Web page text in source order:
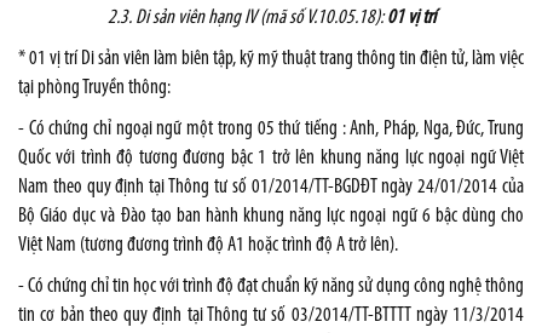
2.3. Di sản viên hạng IV (mã số V.10.05.18):01 vị trí
* 01 vị trí Di sản viên làm biên tập, kỹ mỹ thuật trang thông tin điện tử, làm việc
tại phòng Truyền thông:
- Có chứng chỉ ngoại ngữ một trong 05 thứ tiếng : Anh, Pháp, Nga, Đức, Trung
Quốc với trình độ tương đương bậc 1 trở lên khung năng lực ngoại ngữ Việt
Nam theo quy định tại Thông tư số 01/2014/TT-BGDĐT ngày 24/01/2014 của
Bộ Giáo dục và Đào tạo ban hành khung năng lực ngoại ngữ 6 bậc dùng cho
Việt Nam (tương đương trình độ A1 hoặc trình độ A trở lên).
- Có chứng chỉ tin học với trình độ đạt chuẩn kỹ năng sử dụng công nghệ thông
tin cơ bản theo quy định tại Thông tư số 03/2014/TT-BTTTT ngày 11/3/2014